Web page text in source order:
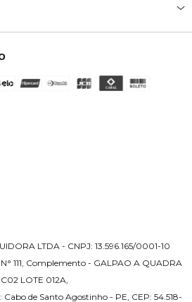
LTDA - CNPJ: 13.596.165/0001-10
111, Complemento - GALPAO A QUADRA
C02 LOTE 012A,
de Santo Agostinho - PE, CEP: 54.518-